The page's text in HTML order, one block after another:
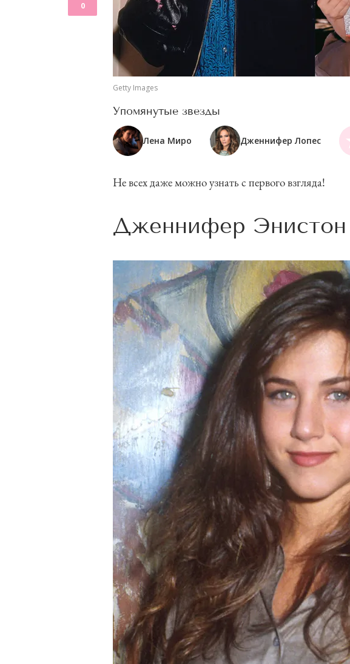
0
Getty Images
Упомянутые звезды
Лена Миро Дженнифер Лопес
Не всех даже можно узнать с первого взгляда!
Дженнифер Энистон